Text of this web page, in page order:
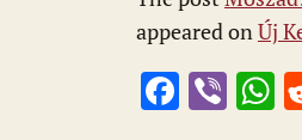
appeared on Új
F Vi